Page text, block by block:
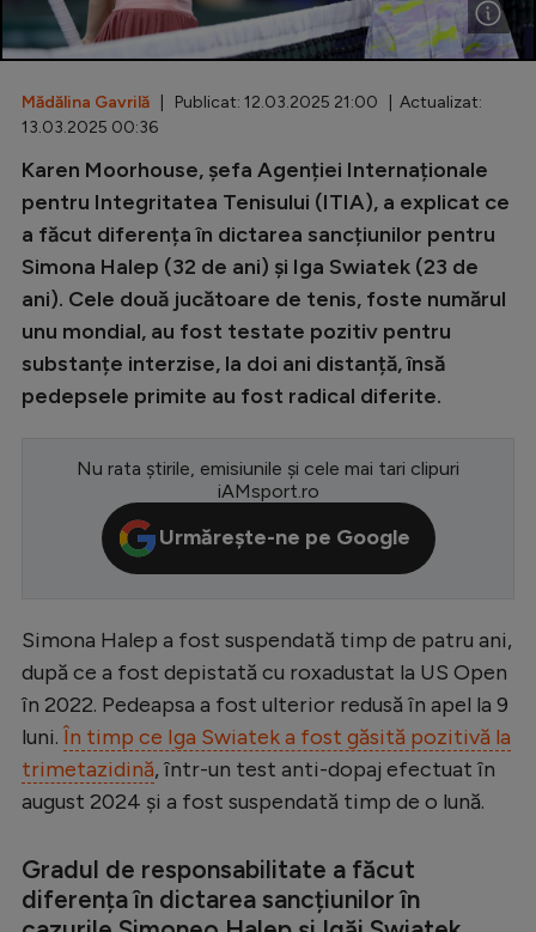
Diverse
Inedit
Clasamente
Champions League
Europa League
Conference League
CM 2026
LaLiga
Serie A
Bundesliga
Campionate
Starurile fotbalului
EURO 2024
Stranieri
Clasamente
Mădălina Gavrilă | Publicat: 12.03.2025 21:00 | Actualizat:
13.03.2025 00:36
Karen Moorhouse, șefa Agenției Internaționale
pentru Integritatea Tenisului (ITIA), a explicat ce
a făcut diferența în dictarea sancțiunilor pentru
Simona Halep (32 de ani) și Iga Swiatek (23 de
ani). Cele două jucătoare de tenis, foste numărul
unu mondial, au fost testate pozitiv pentru
substanțe interzise, la doi ani distanță, însă
pedepsele primite au fost radical diferite.
Nu rata știrile, emisiunile și cele mai tari clipuri
iAMsport.ro
Urmărește-ne pe Google
Simona Halep a fost suspendată timp de patru ani,
după ce a fost depistată cu roxadustat la US Open
în 2022. Pedeapsa a fost ulterior redusă în apel la 9
luni. În timp ce Iga Swiatek a fost găsită pozitivă la
trimetazidină, într-un test anti-dopaj efectuat în
august 2024 și a fost suspendată timp de o lună.
Gradul de responsabilitate a făcut
diferența în dictarea sancțiunilor în